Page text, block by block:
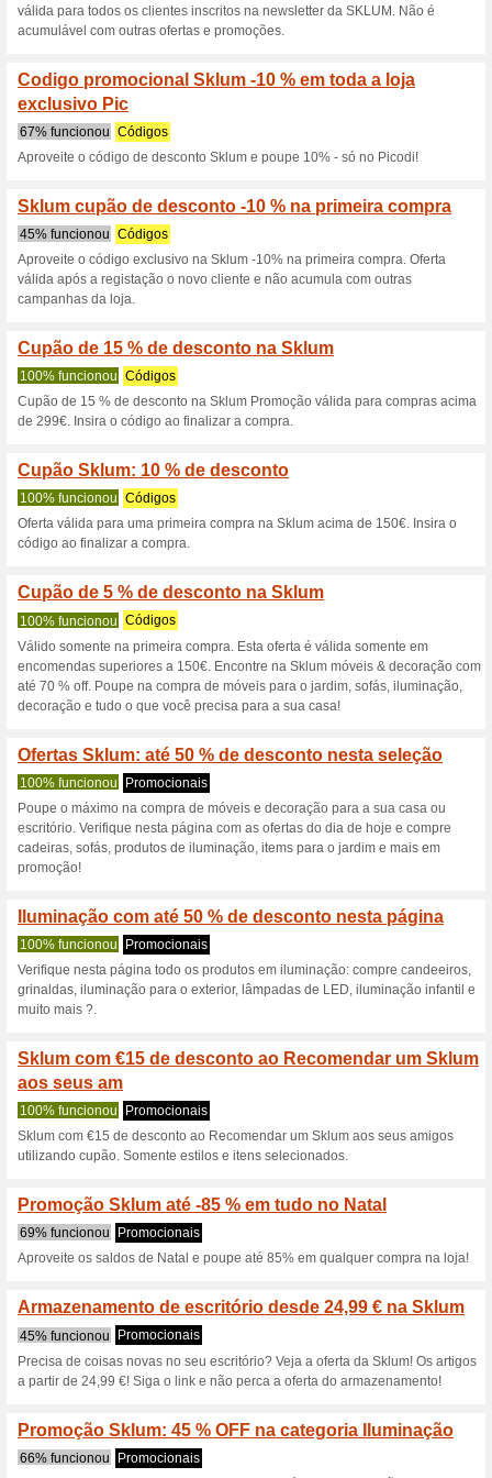
Descontos e
Cupão Sklum: 10 %
100% funcionou Códigos
acima de €249.
Cupom Sklum: 10 %
Cupom Sklum: 10 % de
rIr para loja .
Cupão promocional
56% funcionou
Válido somente na primeira
Código promocional
65% funcionou Códigos
Poupe 10% de desconto em
Cupão Sklum: 5 %
65% funcionou
Códigos
Aproveite a promoção da